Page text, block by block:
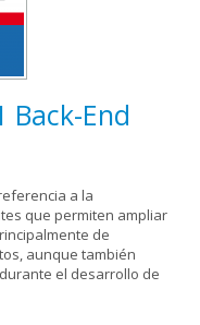
Back-End
a la
que permiten ampliar
de
aunque también
el desarrollo de